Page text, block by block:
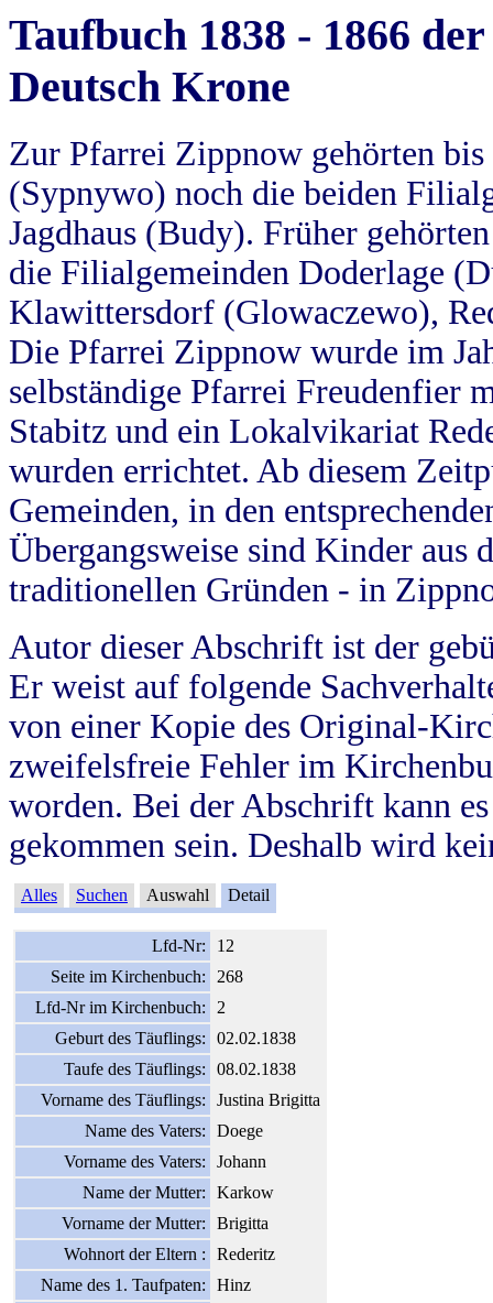
Taufbuch 1838 - 1866
Deutsch Krone
Zur Pfarrei Zippnow gehörten
(Sypnywo) noch die beiden
Jagdhaus (Budy). Früher
die Filialgemeinden Doderlage
Klawittersdorf (Glowaczewo),
Die Pfarrei Zippnow wurde im
selbständige Pfarrei Freudenfier
Stabitz und ein Lokalvikariat
wurden errichtet. Ab diesem
Gemeinden, in den
Übergangsweise sind Kinder aus
traditionellen Gründen - in
Autor dieser Abschrift ist der
Er weist auf folgende
von einer Kopie des Original-
zweifelsfreie Fehler im
worden. Bei der Abschrift kann
gekommen sein. Deshalb wird
Alles Suchen Auswahl Detail
Lfd-Nr:
12
Seite im Kirchenbuch:
268
Lfd-Nr im Kirchenbuch:
2
Geburt des Täuflings:
02.02.1838
Taufe des Täuflings:
08.02.1838
Vorname des Täuflings:
Justina Brigitta
Name des Vaters:
Doege
Vorname des Vaters:
Johann
Name der Mutter:
Karkow
Vorname der Mutter:
Brigitta
Wohnort der Eltern :
Rederitz
Name des 1. Taufpaten:
Hinz